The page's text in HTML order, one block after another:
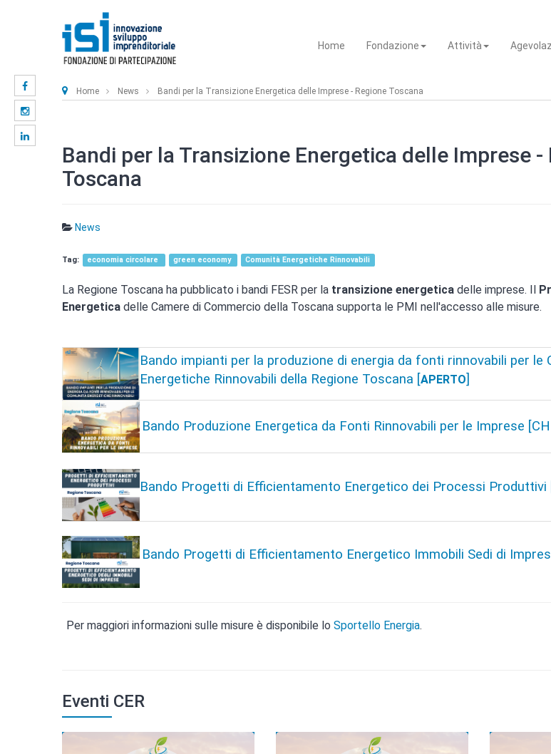
Home Fondazione Attività
Home News Bandi per la Transizione Energetica delle Imprese - Regione Toscana
Bandi per la Transizione Energetica delle Imprese -
Toscana
News
economia circolare green economy Comunità Energetiche Rinnovabili
La Regione Toscana ha pubblicato i bandi FESR per la transizione energetica delle imprese. Il
Energetica delle Camere di Commercio della Toscana supporta le PMI nell'accesso alle misure.
Bando impianti per la produzione di energia da fonti rinnovabili per le
Energetiche Rinnovabili della Regione Toscana [APERTO]
Bando Produzione Energetica da Fonti Rinnovabili per le Imprese
Bando Progetti di Efficientamento Energetico dei Processi Produttivi
Bando Progetti di Efficientamento Energetico Immobili Sedi di
Per maggiori informazioni sulle misure è disponibile lo Sportello Energia.
Eventi CER